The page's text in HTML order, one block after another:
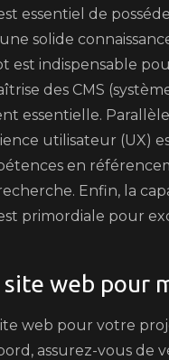
essentiel de
solide
est indispensable
des CMS
essentielle.
utilisateur (UX)
en
Enfin, la
primordiale pour
web pour
web pour votre
assurez-vous de